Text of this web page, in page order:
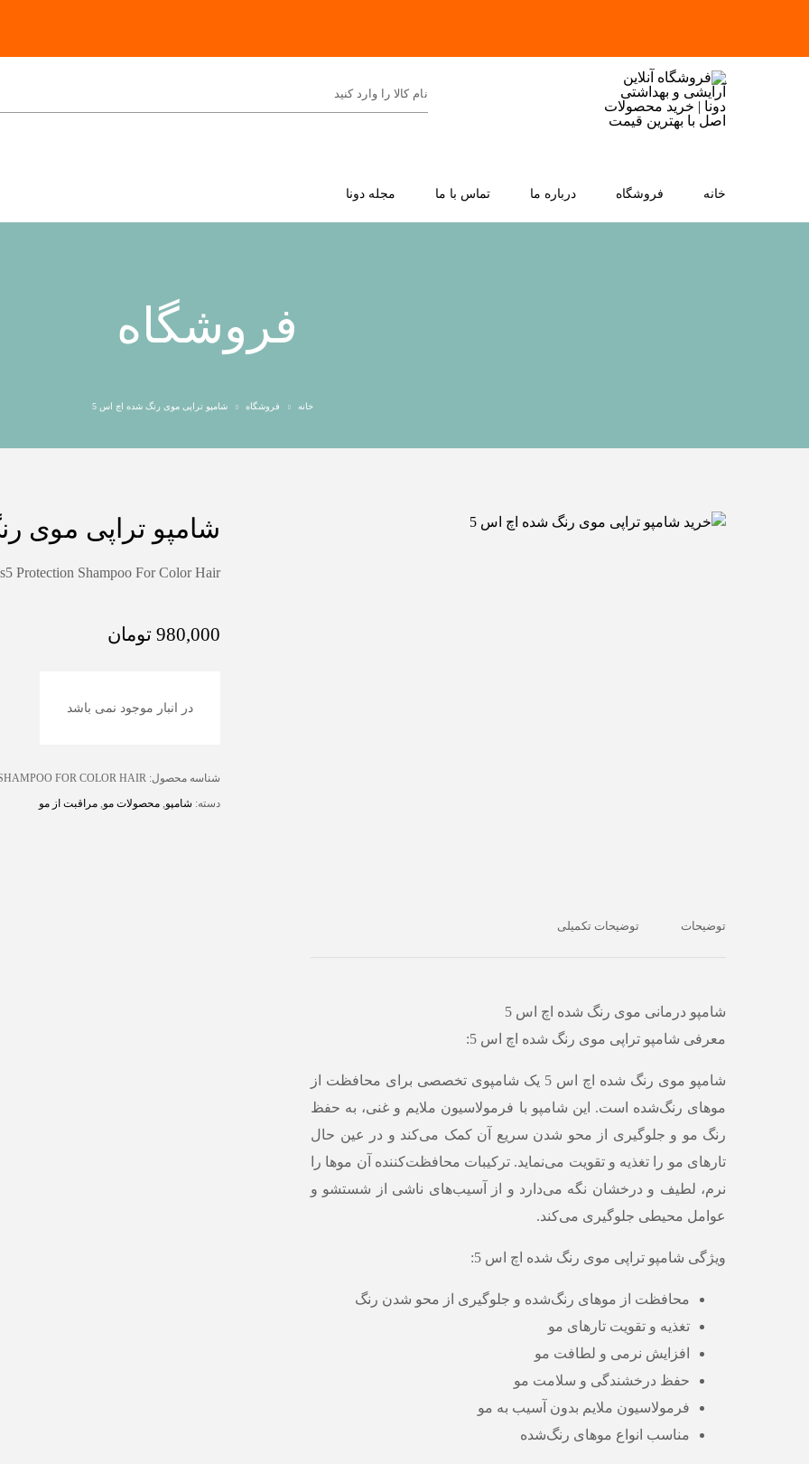
خانه فروشگاه درباره ما تماس با ما مجله دونا
فروشگاه
خانه فروشگاه شامپو تراپی موی رنگ شده اچ اس 5
توضیحات توضیحات تکمیلی
شامپو درمانی موی رنگ شده اچ اس 5
معرفی شامپو تراپی موی رنگ شده اچ اس 5:
شامپو موی رنگ شده اچ اس 5
یک شامپوی تخصصی برای محافظت از
موهای رنگ‌شده است. این شامپو با فرمولاسیون ملایم و غنی، به حفظ
رنگ مو و جلوگیری از محو شدن سریع آن کمک می‌کند و در عین حال
تارهای مو را تغذیه و تقویت می‌نماید. ترکیبات محافظت‌کننده آن موها را
نرم، لطیف و درخشان نگه می‌دارد و از آسیب‌های ناشی از شستشو و
عوامل محیطی جلوگیری می‌کند.
ویژگی شامپو تراپی موی رنگ شده اچ اس 5:
محافظت از موهای رنگ‌شده و جلوگیری از محو شدن رنگ
تغذیه و تقویت تارهای مو
افزایش نرمی و لطافت مو
حفظ درخشندگی و سلامت مو
فرمولاسیون ملایم بدون آسیب به مو
مناسب انواع موهای رنگ‌شده
شامپو تراپی موی
Protection Shampoo For Color Hair
980,000 تومان
در انبار موجود نمی باشد
شناسه محصول: FOR COLOR HAIR
دسته: شامپو, محصولات مو, مراقبت از مو